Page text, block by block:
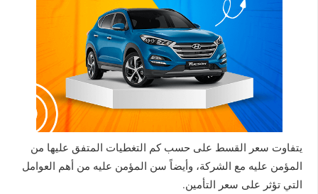
يتفاوت سعر القسط على حسب كم التغطيات المتفق عليها من
المؤمن عليه مع الشركة، وأيضاً سن المؤمن عليه من أهم العوامل
التي تؤثر على سعر التأمين.